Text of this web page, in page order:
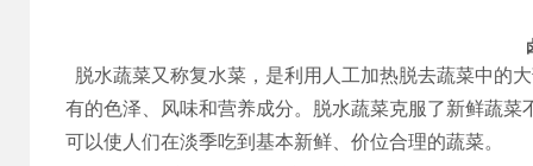
脱水蔬菜又称复水菜，是利用人工加热脱去蔬菜中的
有的色泽、风味和营养成分。脱水蔬菜克服了新鲜蔬
可以使人们在淡季吃到基本新鲜、价位合理的蔬菜。